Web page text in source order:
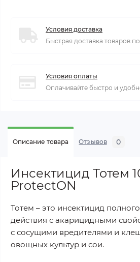
Условия доставка
Быстрая доставка товаров
Условия оплаты
Оплачивайте быстро и
Описание товара Отзывов 0
Инсектицид Тотем
ProtectON
Тотем – это инсектицид
действия с акарицидными
с сосущими вредителями и
овощных культур и сои.